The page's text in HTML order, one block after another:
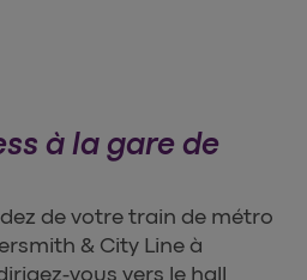
à la gare de
de votre train de métro
& City Line à
vous vers le hall